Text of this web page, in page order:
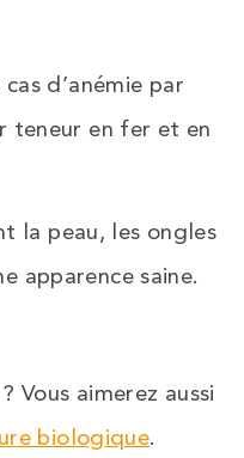
d’anémie par
teneur en fer et en
la peau, les ongles
apparence saine.
Vous aimerez aussi
biologique.